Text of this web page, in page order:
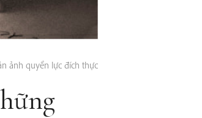
ảnh quyền lực đích thực